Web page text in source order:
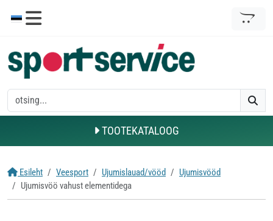
TOOTEKATALOOG
Esileht Veesport Ujumislauad/vööd
Ujumisvööd
Ujumisvöö vahust elementidega